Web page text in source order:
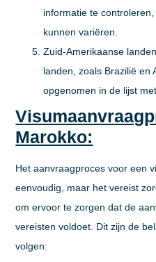
informatie te
kunnen variëren.
Zuid-Amerikaanse
landen, zoals Brazilië en
opgenomen in de lijst
Marokko:
Het aanvraagproces voor een
eenvoudig, maar het vereist
om ervoor te zorgen dat de
vereisten voldoet. Dit zijn de
volgen: